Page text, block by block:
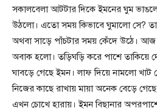
সকালবেলা আটটার দিকে ইমনের ঘুম
উঠলো। এতো সময় কিভাবে ঘুমালো সে?
অথবা সাড়ে পাঁচটার সময় কেঁদে উঠে। আজ
অবাক হলো। তড়িঘড়ি করে পাশে তাকিয়ে
ঘাবড়ে গেছে ইমন। লাফ দিয়ে নামলো
নিজের কাছে রাখায় মায়া অনেক বেড়ে
এখন চোখে হারায়। ইমন বিছানার